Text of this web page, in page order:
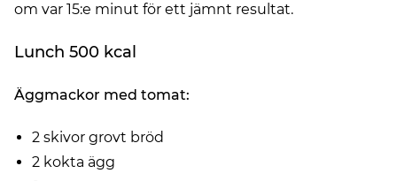
om var 15:e minut för ett jämnt resultat.
Lunch 500 kcal
Äggmackor med tomat:
2 skivor grovt bröd
2 kokta ägg